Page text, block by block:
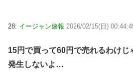
28: イージャン速報 2026/02/15(日)
15円で買って60円で売れるわけじ
発生しないよ…